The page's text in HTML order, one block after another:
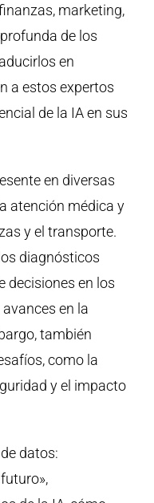
marketing,
de los
en
a estos expertos
de la IA en sus
en diversas
atención médica y
y el transporte.
diagnósticos
decisiones en los
en la
también
como la
y el impacto
datos: